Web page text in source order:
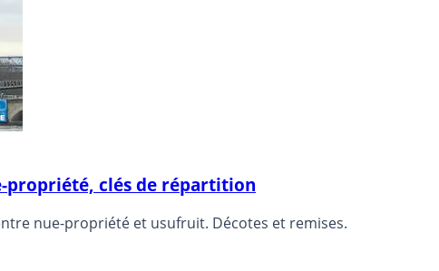
propriété, clés de répartition
nue-propriété et usufruit. Décotes et remises.